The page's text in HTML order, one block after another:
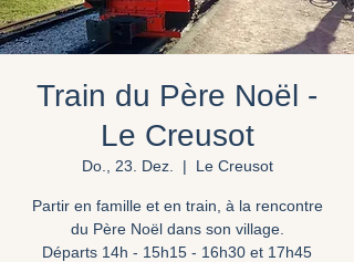
Train du Père Noël -
Le Creusot
Do., 23. Dez.
  |
Le Creusot
Partir en famille et en train, à la rencontre
du Père Noël dans son village.
Départs 14h - 15h15 - 16h30 et 17h45